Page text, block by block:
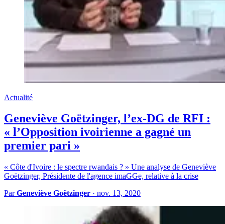
Actualité
Geneviève Goëtzinger, l’ex-DG de RFI :
« l’Opposition ivoirienne a gagné un
premier pari »
« Côte d'Ivoire : le spectre rwandais ? » Une analyse de Geneviève
Goëtzinger, Présidente de l'agence imaGGe, relative à la crise
ParGeneviève Goëtzinger · nov. 13, 2020